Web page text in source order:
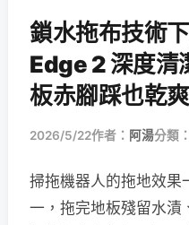
鎖水拖布技術
Edge 2 深度清
板赤腳踩也乾爽
2026/5/22作者： 阿湯分類：
掃拖機器人的拖地效果
一，拖完地板殘留水漬